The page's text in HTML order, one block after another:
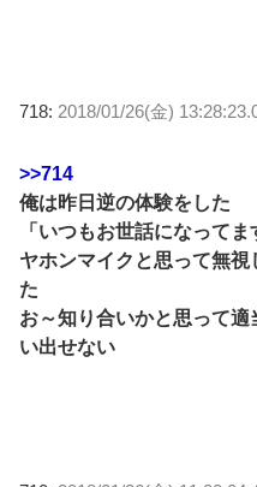
718: 2018/01/26(金)
>>714
俺は昨日逆の体験をした
「いつもお世話になって
ヤホンマイクと思って無
た
お～知り合いかと思って
い出せない